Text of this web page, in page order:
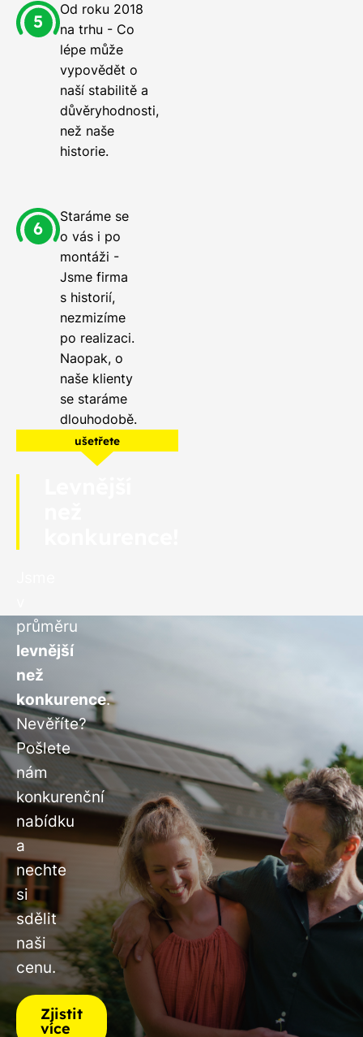
Od roku 2018
na trhu - Co
lépe může
vypovědět o
naší stabilitě a
důvěryhodnosti,
než naše
historie.
Staráme se
o vás i po
montáži -
Jsme firma
s historií,
nezmizíme
po realizaci.
Naopak, o
naše klienty
se staráme
dlouhodobě.
ušetřete
průměru
levnější
než
konkurence.
Nevěříte?
Pošlete
nám
konkurenční
nabídku
a
nechte
si
sdělit
naši
cenu.
Zjistit
více